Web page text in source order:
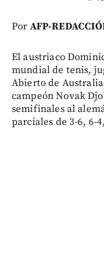
Por AFP-
El austriaco
mundial de tenis,
Abierto de
campeón Novak
semifinales al
parciales de 3-6, 6-